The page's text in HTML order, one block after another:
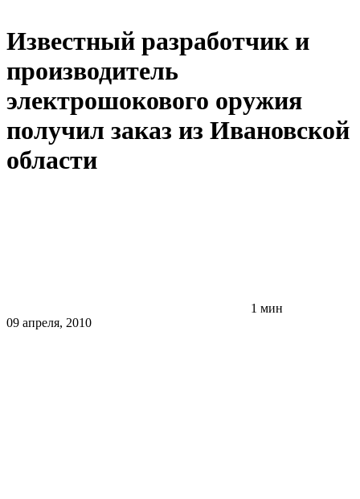
Известный разработчик и
производитель
электрошокового оружия
получил заказ из Ивановской
области
1 мин
09 апреля, 2010